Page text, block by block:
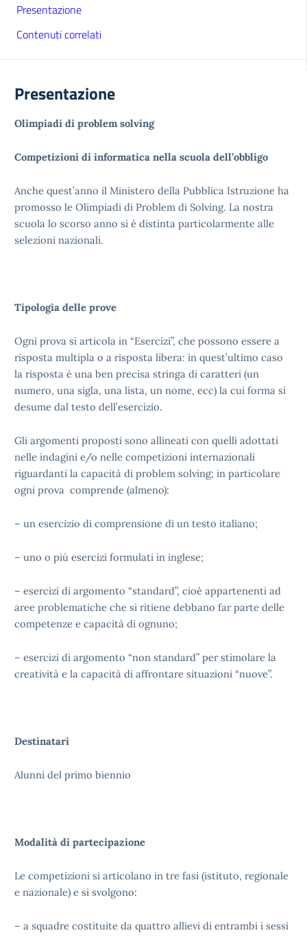
Presentazione
Contenuti correlati
Presentazione
Olimpiadi di problem solving
Competizioni di informatica nella scuola dell’obbligo
Anche quest’anno il Ministero della Pubblica Istruzione ha
promosso le Olimpiadi di Problem di Solving. La nostra
scuola lo scorso anno si è distinta particolarmente alle
selezioni nazionali.
Tipologia delle prove
Ogni prova si articola in “Esercizi”, che possono essere a
risposta multipla o a risposta libera: in quest’ultimo caso
la risposta è una ben precisa stringa di caratteri (un
numero, una sigla, una lista, un nome, ecc) la cui forma si
desume dal testo dell’esercizio.
Gli argomenti proposti sono allineati con quelli adottati
nelle indagini e/o nelle competizioni internazionali
riguardanti la capacità di problem solving; in particolare
ogni prova comprende (almeno):
– un esercizio di comprensione di un testo italiano;
– uno o più esercizi formulati in inglese;
– esercizi di argomento “standard”, cioè appartenenti ad
aree problematiche che si ritiene debbano far parte delle
competenze e capacità di ognuno;
– esercizi di argomento “non standard” per stimolare la
creatività e la capacità di affrontare situazioni “nuove”.
Destinatari
Alunni del primo biennio
Modalità di partecipazione
Le competizioni si articolano in tre fasi (istituto, regionale
e nazionale) e si svolgono:
– a squadre costituite da quattro allievi di entrambi i sessi